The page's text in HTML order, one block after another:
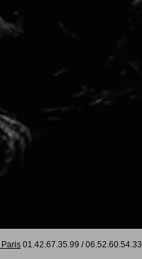
01.42.67.35.99 /06.52.60.54.33